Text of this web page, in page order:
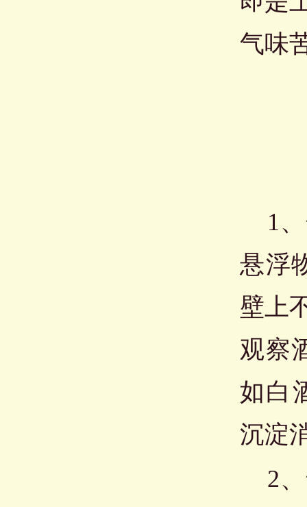
气味
1、
悬浮
壁上
观察
如白
沉淀
2、